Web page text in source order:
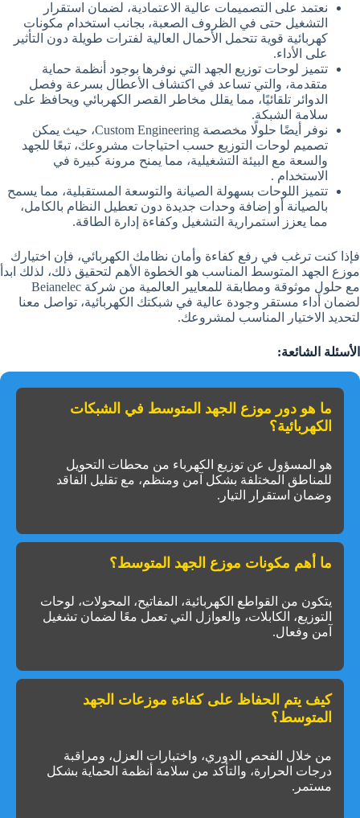
نعتمد على التصميمات عالية الاعتمادية، لضمان استقرار
التشغيل حتى في الظروف الصعبة، بجانب استخدام مكونات
كهربائية قوية تتحمل الأحمال العالية لفترات طويلة دون التأثير
على الأداء.
تتميز لوحات توزيع الجهد التي نوفرها بوجود أنظمة حماية
متقدمة، والتي تساعد في اكتشاف الأعطال بسرعة وفصل
الدوائر تلقائيًا، مما يقلل مخاطر القصر الكهربائي ويحافظ على
سلامة الشبكة.
نوفر أيضًا حلولًا مخصصة Custom Engineering، حيث يمكن
تصميم لوحات التوزيع حسب احتياجات مشروعك، تبعًا للجهد
والسعة مع البيئة التشغيلية، مما يمنح مرونة كبيرة في
الاستخدام .
تتميز اللوحات بسهولة الصيانة والتوسعة المستقبلية، مما يسمح
بالصيانة أو إضافة وحدات جديدة دون تعطيل النظام بالكامل،
مما يعزز استمرارية التشغيل وكفاءة إدارة الطاقة.
فإذا كنت ترغب في رفع كفاءة وأمان نظامك الكهربائي، فإن اختيارك
موزع الجهد المتوسط المناسب هو الخطوة الأهم لتحقيق ذلك، لذلك ابدأ
مع حلول موثوقة ومطابقة للمعايير العالمية من شركة Beianelec
لضمان أداء مستقر وجودة عالية في شبكتك الكهربائية، تواصل معنا
لتحديد الاختيار المناسب لمشروعك.
الأسئلة الشائعة:
ما هو دور موزع الجهد المتوسط في الشبكات
الكهربائية؟
هو المسؤول عن توزيع الكهرباء من محطات التحويل
للمناطق المختلفة بشكل آمن ومنظم، مع تقليل الفاقد
وضمان استقرار التيار.
ما أهم مكونات موزع الجهد المتوسط؟
يتكون من القواطع الكهربائية، المفاتيح، المحولات، لوحات
التوزيع، الكابلات، والعوازل التي تعمل معًا لضمان تشغيل
آمن وفعال.
كيف يتم الحفاظ على كفاءة موزعات الجهد
المتوسط؟
من خلال الفحص الدوري، واختبارات العزل، ومراقبة
درجات الحرارة، والتأكد من سلامة أنظمة الحماية بشكل
مستمر.